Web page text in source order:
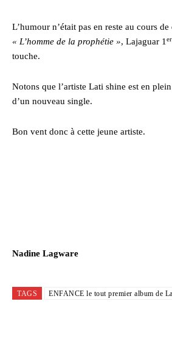
L’humour n’était pas en reste au cours de
« L’homme de la prophétie », Lajaguar 1er
touche.
Notons que l’artiste Lati shine est en
d’un nouveau single.
Bon vent donc à cette jeune artiste.
Nadine Lagware
TAGS ENFANCE le tout premier album de